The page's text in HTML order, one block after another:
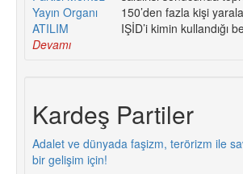
150’den fazla kişi
IŞİD’i kimin kullandığı
Devamı
Kardeş Partiler
Adalet ve dünyada faşizm, terörizm ile
bir gelişim için!